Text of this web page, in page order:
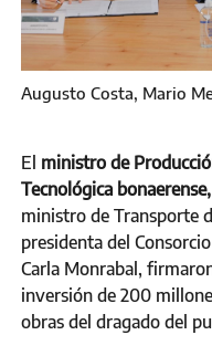
Augusto Costa, Mario
El ministro de
Tecnológica
ministro de Transporte
presidenta del
Carla Monrabal,
inversión de 200
obras del dragado del